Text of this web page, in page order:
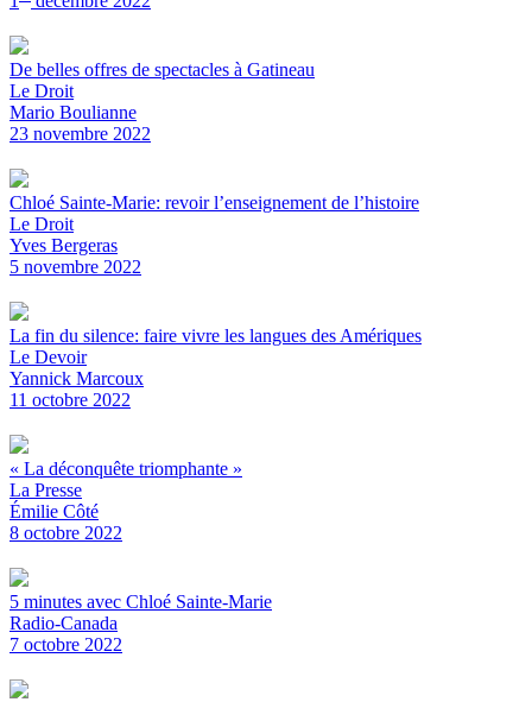
De belles offres de spectacles à Gatineau
Le Droit
Mario Boulianne
23 novembre 2022
Chloé Sainte-Marie: revoir l’enseignement de l’histoire
Le Droit
Yves Bergeras
5 novembre 2022
La fin du silence: faire vivre les langues des Amériques
Le Devoir
Yannick Marcoux
11 octobre 2022
« La déconquête triomphante »
La Presse
Émilie Côté
8 octobre 2022
5 minutes avec Chloé Sainte-Marie
Radio-Canada
7 octobre 2022